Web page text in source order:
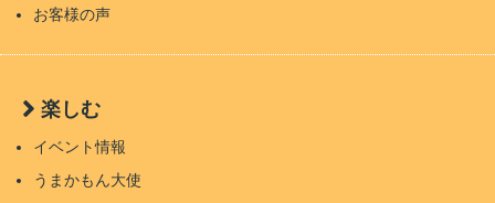
お客様の声
楽しむ
イベント情報
うまかもん大使